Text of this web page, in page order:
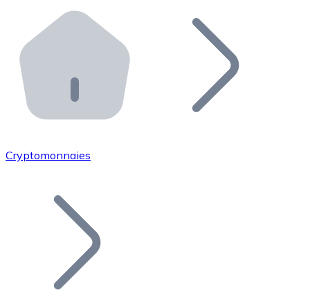
Distributeurs automatiques Bitnovo
Intégrez un ATM Bitnovo dans votre entreprise et
API Bitnovo
Intégrez notre API dans votre écosystème.
Rejoignez notre réseau de distributeurs et
Ajoutez le token de votre projet à notre service
Cryptomonnaies